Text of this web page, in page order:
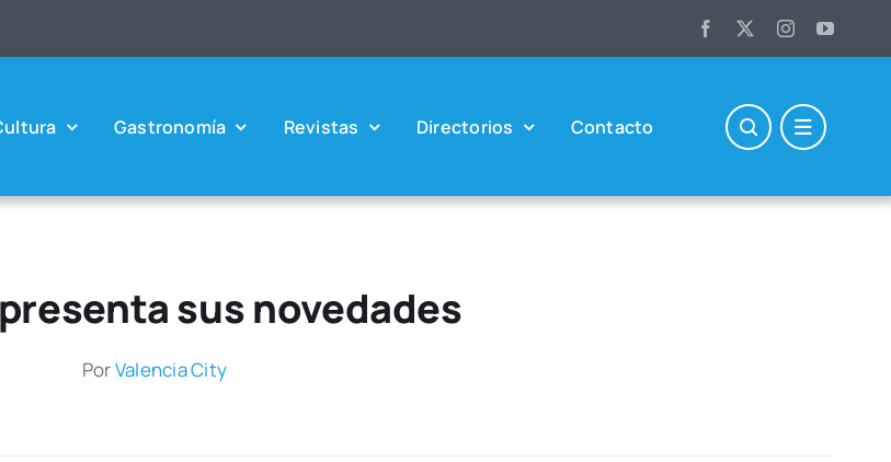
Gas­tro­no­mía Revis­tas Direc­to­rios Con­tac­to
sus novedades
PorValen­cia City